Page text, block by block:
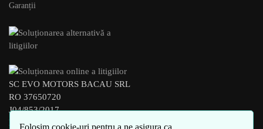
Folosim cookie-uri pentru a ne asigura ca
Garanții
SC EVO MOTORS BACAU SRL
RO 37650720
J04/853/2017
BACAU – ROMANIA